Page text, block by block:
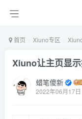
首页 Xiuno专区
Xiuno让主页显
蜡笔傻新
2022年06月17